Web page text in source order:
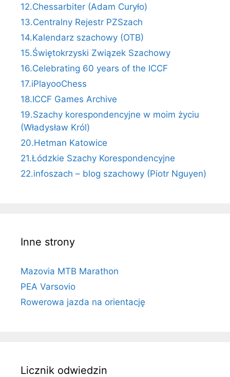
12.Chessarbiter (Adam Curyło)
13.Centralny Rejestr PZSzach
14.Kalendarz szachowy (OTB)
15.Świętokrzyski Związek Szachowy
16.Celebrating 60 years of the ICCF
17.iPlayooChess
18.ICCF Games Archive
19.Szachy korespondencyjne w moim życiu
(Władysław Król)
20.Hetman Katowice
21.Łódzkie Szachy Korespondencyjne
22.infoszach – blog szachowy (Piotr Nguyen)
Inne strony
Mazovia MTB Marathon
PEA Varsovio
Rowerowa jazda na orientację
Licznik odwiedzin